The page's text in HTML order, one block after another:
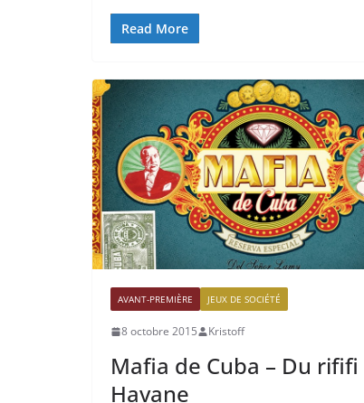
Read More
AVANT-PREMIÈRE JEUX DE SOCIÉTÉ
8 octobre 2015 Kristoff
Mafia de Cuba – Du rififi
Havane